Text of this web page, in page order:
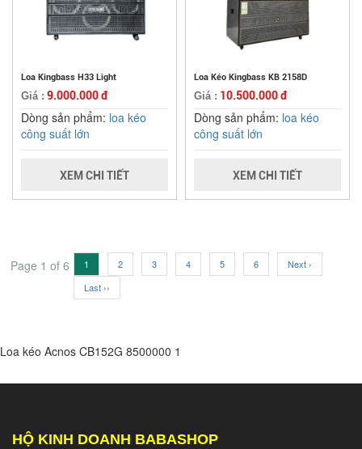
Loa Kingbass H33 Light
Giá : 9.000.000 đ
Dòng sản phẩm: loa kéo
công suất lớn
XEM CHI TIẾT
Loa Kéo Kingbass KB 2158D
Giá : 10.500.000 đ
Dòng sản phẩm: loa kéo
công suất lớn
XEM CHI TIẾT
Page 1 of 6 1 2 3 4 5 6
Next ›
Last ››
Loa kéo Acnos CB152G 8500000 1
HỘ KINH DOANH BABASHOP